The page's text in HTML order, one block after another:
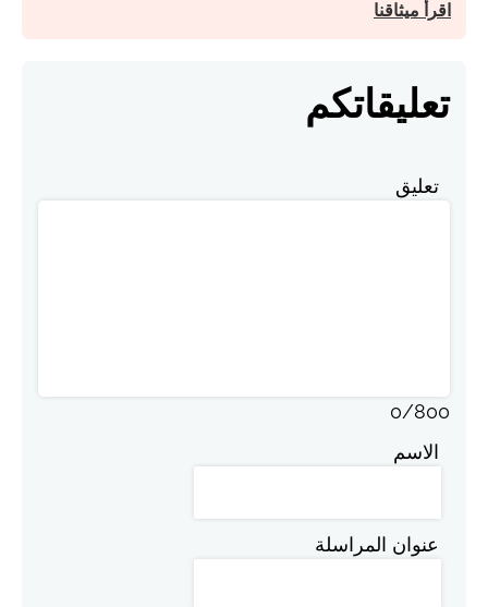
اقرأ ميثاقنا
تعليقاتكم
تعليق
0/800
الاسم
عنوان المراسلة